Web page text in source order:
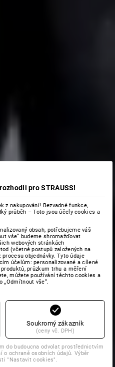
pro STRAUSS!
z nakupování! Bezvadné funkce,
průběh – Toto jsou účely cookies a
obsah, potřebujeme váš
vše“ budeme shromažďovat
webových stránkách
(včetně postupů založených na
objednávky. Tyto údaje
účelům: personalizované a cílené
průzkum trhu a měření
můžete používání těchto cookies a
vše“.
Soukromý zákazník
(ceny vč. DPH)
do budoucna odvolat prostřednictvím
o ochraně osobních údajů. Výběr
"Nastavit cookies".